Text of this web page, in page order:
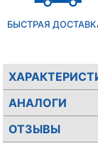
БЫСТРАЯ
АНАЛОГИ
ОТЗЫВЫ